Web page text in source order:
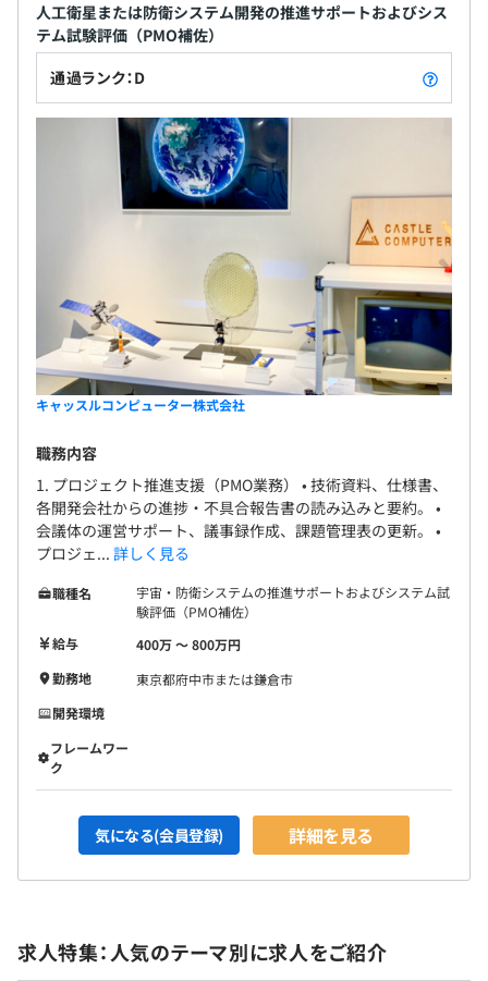
人工衛星または防衛システム開発の推進サポートおよびシス
テム試験評価（PMO補佐）
通過ランク：D
キャッスルコンピューター株式会社
職務内容
1. プロジェクト推進支援（PMO業務） • 技術資料、仕様書、
各開発会社からの進捗・不具合報告書の読み込みと要約。 •
会議体の運営サポート、議事録作成、課題管理表の更新。 •
プロジェ... 詳しく見る
職種名
宇宙・防衛システムの推進サポートおよびシステム試
験評価（PMO補佐）
給与
400万 〜 800万円
勤務地
東京都府中市または鎌倉市
開発環境
フレームワー
ク
気になる(会員登録) 詳細を見る
求人特集：人気のテーマ別に求人をご紹介